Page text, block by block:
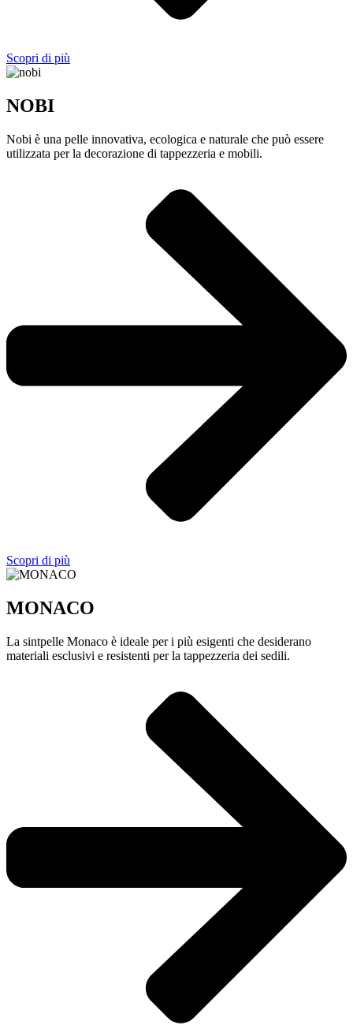
Scopri di più
NOBI
Nobi è una pelle innovativa, ecologica e naturale che può essere
utilizzata per la decorazione di tappezzeria e mobili.
Scopri di più
MONACO
La sintpelle Monaco è ideale per i più esigenti che desiderano
materiali esclusivi e resistenti per la tappezzeria dei sedili.